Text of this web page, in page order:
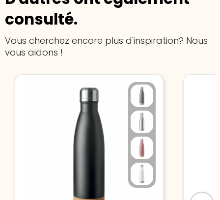
consulté.
Vous cherchez encore plus d'inspiration? Nous
vous aidons !